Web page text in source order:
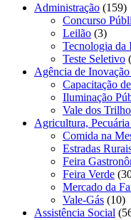
Administração (159)
Concurso
Leilão (3)
Tecnologia da
Teste Seletivo
Agência de
Capacitação
Iluminação
Vale dos
Agricultura,
Comida na
Estradas
Feira
Feira Verde
Mercado da
Vale-Gás (10)
Assistência Social